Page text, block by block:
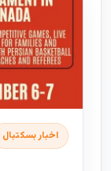
اخبار بسکتبال